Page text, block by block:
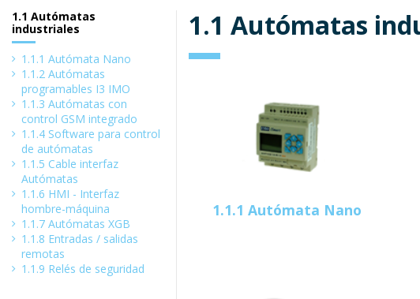
1.1 Autómatas
1.1.1 Autómata Nano
1.1 Autómatas
industriales
1.1.1 Autómata Nano
1.1.2 Autómatas
programables I3 IMO
1.1.3 Autómatas con
control GSM integrado
1.1.4 Software para control
de autómatas
1.1.5 Cable interfaz
Autómatas
1.1.6 HMI - Interfaz
hombre-máquina
1.1.7 Autómatas XGB
1.1.8 Entradas / salidas
remotas
1.1.9 Relés de seguridad